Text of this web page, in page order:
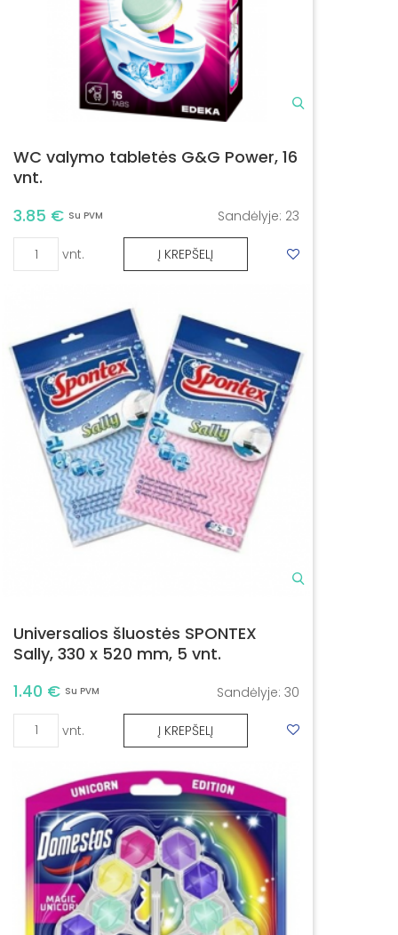
WC valymo tabletės G&G Power, 16
vnt.
3.85 € Su PVM Sandėlyje: 23
vnt. Į KREPŠELĮ
Universalios šluostės SPONTEX
Sally, 330 x 520 mm, 5 vnt.
1.40 € Su PVM Sandėlyje: 30
vnt. Į KREPŠELĮ